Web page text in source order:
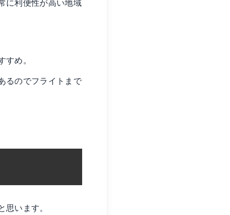
に利便性が高い地域
め。
るのでフライトまで
います。